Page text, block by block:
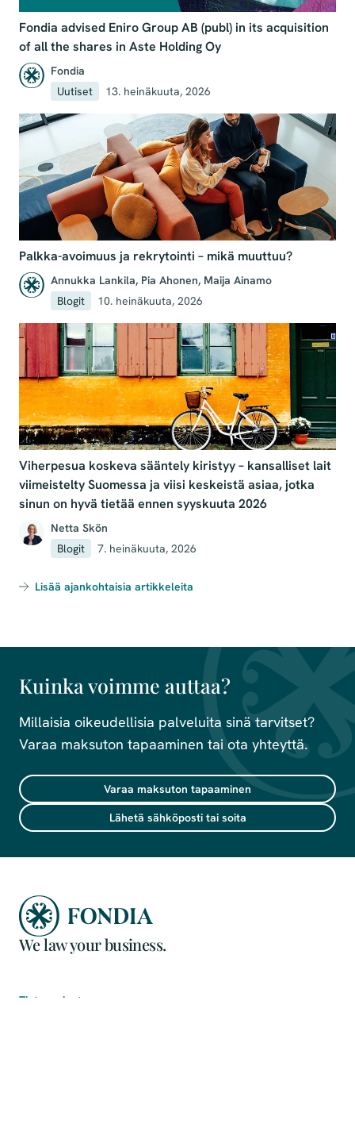
Fondia advised Eniro Group AB (publ) in its acquisition
of all the shares in Aste Holding Oy
Fondia
Uutiset
13. heinäkuuta, 2026
Palkka-avoimuus ja rekrytointi – mikä muuttuu?
Annukka Lankila, Pia Ahonen, Maija Ainamo
Blogit
10. heinäkuuta, 2026
Viherpesua koskeva sääntely kiristyy – kansalliset lait
viimeistelty Suomessa ja viisi keskeistä asiaa, jotka
sinun on hyvä tietää ennen syyskuuta 2026
Netta Skön
Blogit
7. heinäkuuta, 2026
Lisää ajankohtaisia artikkeleita
Kuinka voimme auttaa?
Millaisia oikeudellisia palveluita sinä tarvitset?
Varaa maksuton tapaaminen tai ota yhteyttä.
Varaa maksuton tapaaminen
Lähetä sähköposti tai soita
We law your business.
Tietosuoja